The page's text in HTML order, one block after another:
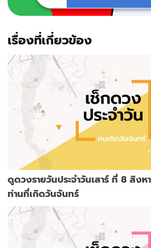
เรื่องที่เกี่ยวข้อง
ดูดวงรายวันประจำวันเสาร์ ที่ 8 สิง
ท่านที่เกิดวันจันทร์